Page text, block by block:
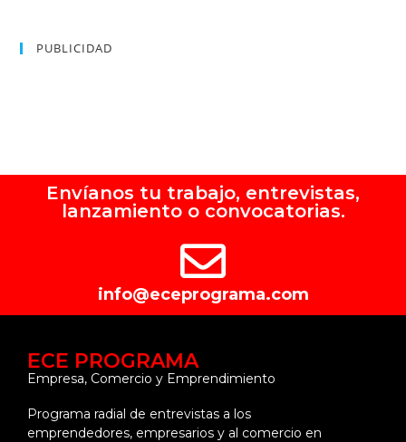
PUBLICIDAD
Envíanos tu trabajo, entrevistas,
lanzamiento o convocatorias.
info@eceprograma.com
ECE PROGRAMA
Empresa, Comercio y Emprendimiento
Programa radial de entrevistas a los
emprendedores, empresarios y al comercio en